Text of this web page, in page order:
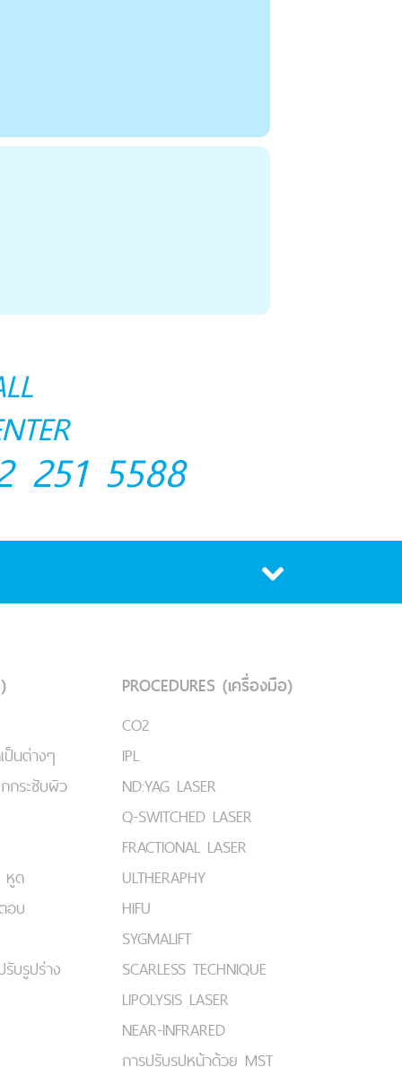
251 5588
นต่างๆ
ระชับผิว
หูด
อบ
บรูปร่าง
PROCEDURES (เครื่องมือ)
CO2
IPL
ND:YAG LASER
Q-SWITCHED LASER
FRACTIONAL LASER
ULTHERAPHY
HIFU
SYGMALIFT
SCARLESS TECHNIQUE
LIPOLYSIS LASER
NEAR-INFRARED
การปรับรูปหน้าด้วย MST